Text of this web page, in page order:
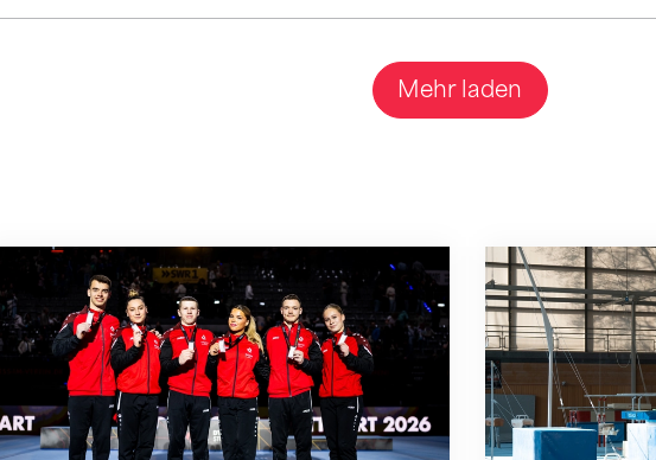
Mehr laden
Das Schweizer Mixed-Team gewinnt am DTB-Pokal Silber
Die